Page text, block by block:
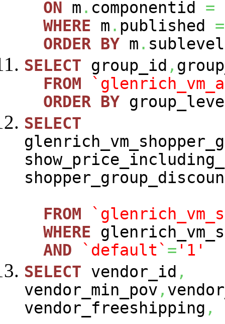
ON m . componentid =
WHERE m . published =
ORDER BY m . sublevel
SELECT group_id ,
FROM
ORDER BY
SELECT
FROM
WHERE
AND
`default` = '1'
SELECT vendor_id ,
vendor_min_pov ,
vendor_freeshipping ,